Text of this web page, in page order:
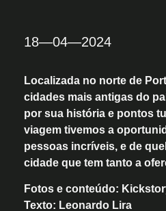
18—04—2024
Localizada no norte de
cidades mais antigas do
por sua história e pontos
viagem tivemos a
pessoas incríveis, e de
cidade que tem tanto a
Fotos e conteúdo:
Texto: Leonardo Lira